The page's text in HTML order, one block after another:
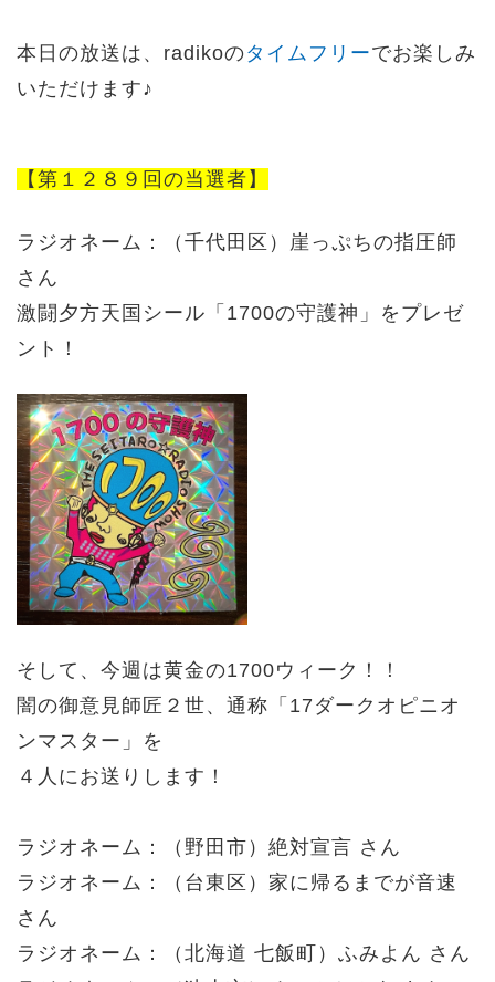
本日の放送は、radikoのタイムフリーでお楽しみ
いただけます♪
【第１２８９回の当選者】
ラジオネーム：（千代田区）崖っぷちの指圧師
さん
激闘夕方天国シール「1700の守護神」をプレゼ
ント！
そして、今週は黄金の1700ウィーク！！
闇の御意見師匠２世、通称「17ダークオピニオ
ンマスター」を
４人にお送りします！
ラジオネーム：（野田市）絶対宣言 さん
ラジオネーム：（台東区）家に帰るまでが音速
さん
ラジオネーム：（北海道 七飯町）ふみよん さん